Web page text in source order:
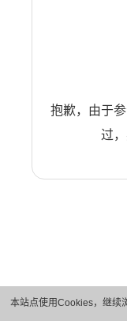
本站点使用Cookies，继续
抱歉，由于
过
版权所有 © 华为技术有